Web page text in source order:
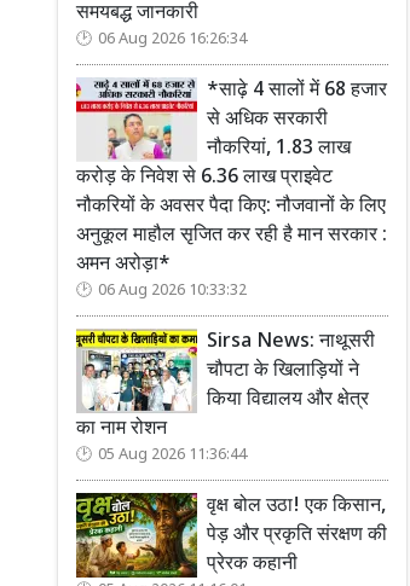
समयबद्ध जानकारी
06 Aug 2026 16:26:34
*साढ़े 4 सालों में 68 हजार
से अधिक सरकारी
नौकरियां, 1.83 लाख
करोड़ के निवेश से 6.36 लाख प्राइवेट
नौकरियों के अवसर पैदा किए: नौजवानों के लिए
अनुकूल माहौल सृजित कर रही है मान सरकार :
अमन अरोड़ा*
06 Aug 2026 10:33:32
Sirsa News: नाथूसरी
चौपटा के खिलाड़ियों ने
किया विद्यालय और क्षेत्र
का नाम रोशन
05 Aug 2026 11:36:44
वृक्ष बोल उठा! एक किसान,
पेड़ और प्रकृति संरक्षण की
प्रेरक कहानी